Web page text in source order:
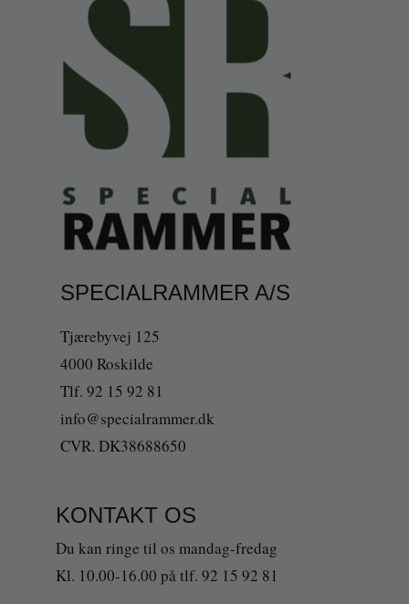
SPECIALRAMMER A/S
Tjærebyvej 125
4000 Roskilde
Tlf. 92 15 92 81
info@specialrammer.dk
CVR. DK38688650
KONTAKT OS
Du kan ringe til os mandag-fredag
Kl. 10.00-16.00 på tlf. 92 15 92 81